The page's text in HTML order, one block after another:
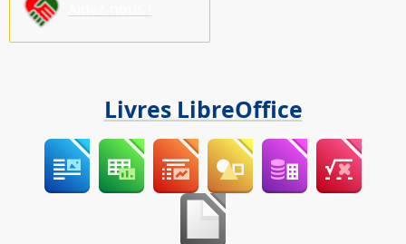
Livres LibreOffice